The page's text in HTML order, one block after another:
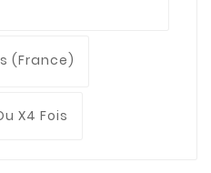
(France)
X4 Fois